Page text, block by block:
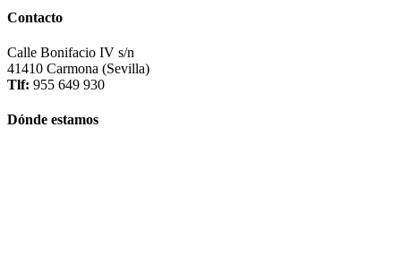
Contacto
Calle Bonifacio IV s/n
41410 Carmona (Sevilla)
Tlf: 955 649 930
Dónde estamos